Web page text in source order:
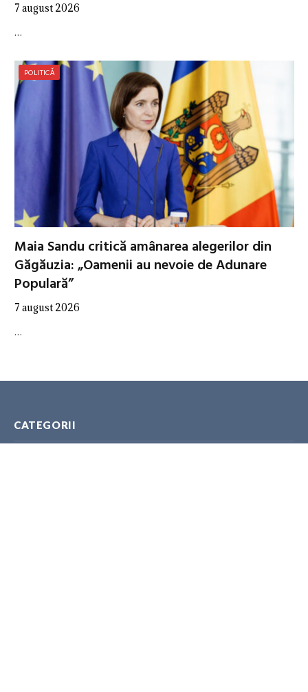
7 august 2026
…
POLITICĂ
Maia Sandu critică amânarea alegerilor din
Găgăuzia: „Oamenii au nevoie de Adunare
Populară”
7 august 2026
…
CATEGORII